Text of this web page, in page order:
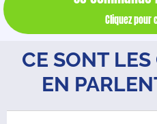
Cliquez pour
CE SONT
EN